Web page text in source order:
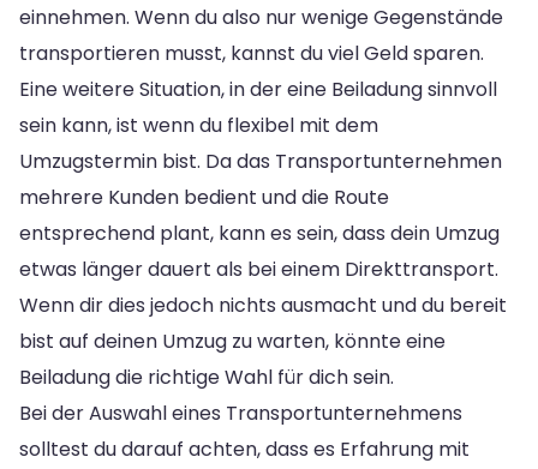
einnehmen. Wenn du also nur wenige Gegenstände
transportieren musst, kannst du viel Geld sparen.
Eine weitere Situation, in der eine Beiladung sinnvoll
sein kann, ist wenn du flexibel mit dem
Umzugstermin bist. Da das Transportunternehmen
mehrere Kunden bedient und die Route
entsprechend plant, kann es sein, dass dein Umzug
etwas länger dauert als bei einem Direkttransport.
Wenn dir dies jedoch nichts ausmacht und du bereit
bist auf deinen Umzug zu warten, könnte eine
Beiladung die richtige Wahl für dich sein.
Bei der Auswahl eines Transportunternehmens
solltest du darauf achten, dass es Erfahrung mit